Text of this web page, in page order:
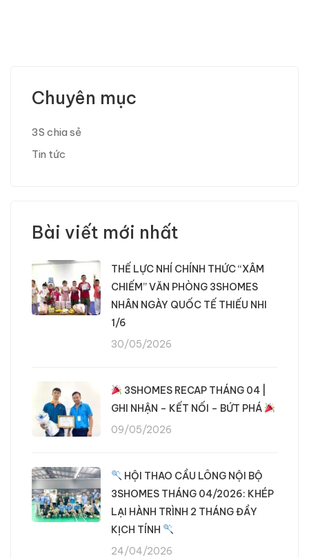
Chuyên mục
3S chia sẻ
Tin tức
Bài viết mới nhất
THẾ LỰC NHÍ CHÍNH THỨC “XÂM
CHIẾM” VĂN PHÒNG 3SHOMES
NHÂN NGÀY QUỐC TẾ THIẾU NHI
1/6
30/05/2026
3SHOMES RECAP THÁNG 04 |
GHI NHẬN – KẾT NỐI – BỨT PHÁ
09/05/2026
HỘI THAO CẦU LÔNG NỘI BỘ
3SHOMES THÁNG 04/2026: KHÉP
LẠI HÀNH TRÌNH 2 THÁNG ĐẦY
KỊCH TÍNH
24/04/2026